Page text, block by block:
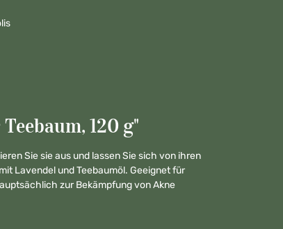
120 g"
Sie sie aus und lassen Sie sich von ihren
Lavendel und Teebaumöl. Geeignet für
zur Bekämpfung von Akne